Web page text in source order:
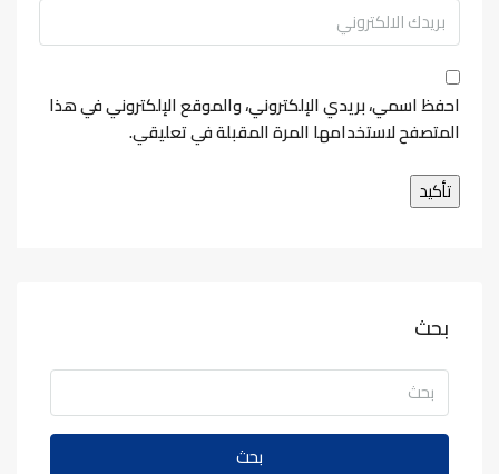
احفظ اسمي، بريدي الإلكتروني، والموقع الإلكتروني في هذا
المتصفح لاستخدامها المرة المقبلة في تعليقي.
بحث
بحث